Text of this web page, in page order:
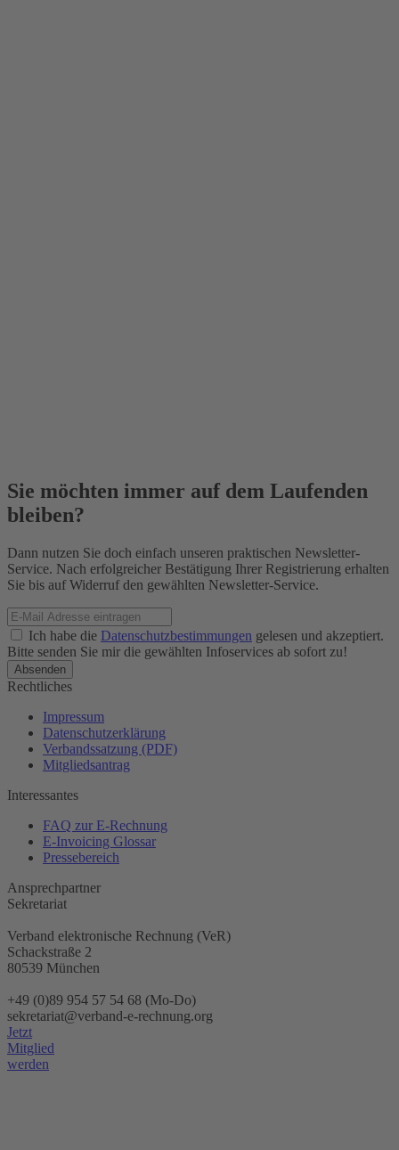
Sie möchten immer auf dem Laufenden
bleiben?
Dann nutzen Sie doch einfach unseren praktischen Newsletter-
Service. Nach erfolgreicher Bestätigung Ihrer Registrierung erhalten
Sie bis auf Widerruf den gewählten Newsletter-Service.
Ich habe die Datenschutzbestimmungen gelesen und akzeptiert.
Bitte senden Sie mir die gewählten Infoservices ab sofort zu!
Rechtliches
Impressum
Datenschutzerklärung
Verbandssatzung (PDF)
Mitgliedsantrag
Interessantes
FAQ zur E-Rechnung
E-Invoicing Glossar
Pressebereich
Ansprechpartner
Sekretariat
Verband elektronische Rechnung (VeR)
Schackstraße 2
80539 München
+49 (0)89 954 57 54 68 (Mo-Do)
sekretariat@verband-e-rechnung.org
Jetzt
Mitglied
werden